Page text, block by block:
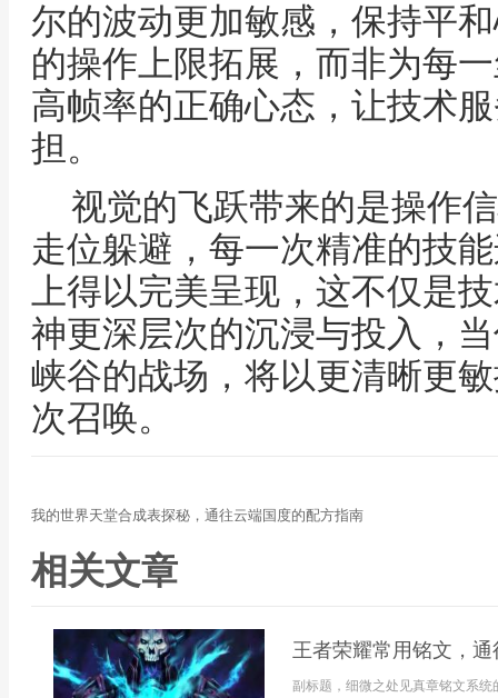
尔的波动更加敏感，保持平
的操作上限拓展，而非为每
高帧率的正确心态，让技术
担。
视觉的飞跃带来的是操作
走位躲避，每一次精准的技
上得以完美呈现，这不仅是
神更深层次的沉浸与投入，
峡谷的战场，将以更清晰更
次召唤。
我的世界天堂合成表探秘，通往云端国度的配方指南
相关文章
王者荣耀常用铭文，
副标题，细微之处见真章铭文系